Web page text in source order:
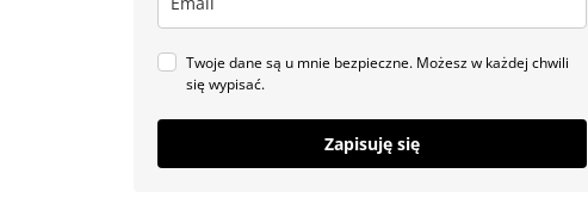
Twoje dane są u mnie bezpieczne. Możesz w każdej chwili
się wypisać.
Zapisuję się